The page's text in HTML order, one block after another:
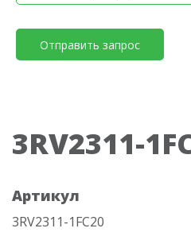
Отправить запрос
3RV2311-
Артикул
3RV2311-1FC20